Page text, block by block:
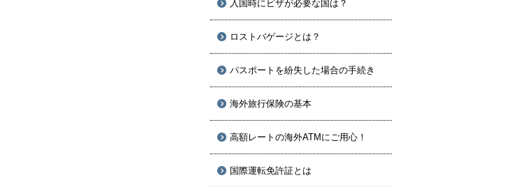
入国時にビザが必要な国は？
ロストバゲージとは？
パスポートを紛失した場合の手続き
海外旅行保険の基本
高額レートの海外ATMにご用心！
国際運転免許証とは